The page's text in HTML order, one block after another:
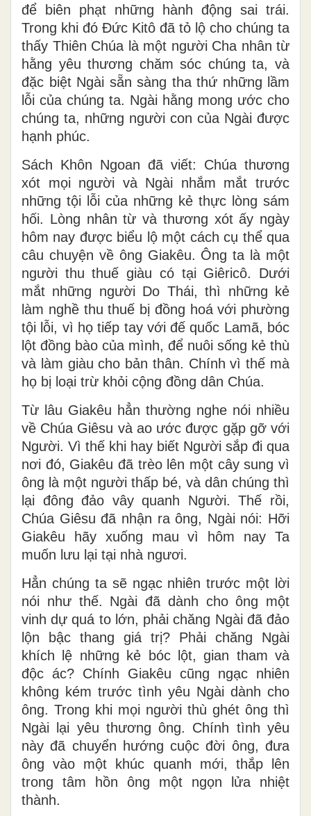
để biên phạt những hành động sai trái.
Trong khi đó Đức Kitô đã tỏ lộ cho chúng ta
thấy Thiên Chúa là một người Cha nhân từ
hằng yêu thương chăm sóc chúng ta, và
đặc biệt Ngài sẵn sàng tha thứ những lầm
lỗi của chúng ta. Ngài hằng mong ước cho
chúng ta, những người con của Ngài được
hạnh phúc.
Sách Khôn Ngoan đã viết: Chúa thương
xót mọi người và Ngài nhắm mắt trước
những tội lỗi của những kẻ thực lòng sám
hối. Lòng nhân từ và thương xót ấy ngày
hôm nay được biểu lộ một cách cụ thể qua
câu chuyện về ông Giakêu. Ông ta là một
người thu thuế giàu có tại Giêricô. Dưới
mắt những người Do Thái, thì những kẻ
làm nghề thu thuế bị đồng hoá với phường
tội lỗi, vì họ tiếp tay với đế quốc Lamã, bóc
lột đồng bào của mình, để nuôi sống kẻ thù
và làm giàu cho bản thân. Chính vì thế mà
họ bị loại trừ khỏi cộng đồng dân Chúa.
Từ lâu Giakêu hẳn thường nghe nói nhiều
về Chúa Giêsu và ao ước được gặp gỡ với
Người. Vì thế khi hay biết Người sắp đi qua
nơi đó, Giakêu đã trèo lên một cây sung vì
ông là một người thấp bé, và dân chúng thì
lại đông đảo vây quanh Người. Thế rồi,
Chúa Giêsu đã nhận ra ông, Ngài nói: Hỡi
Giakêu hãy xuống mau vì hôm nay Ta
muốn lưu lại tại nhà ngươi.
Hẳn chúng ta sẽ ngạc nhiên trước một lời
nói như thế. Ngài đã dành cho ông một
vinh dự quá to lớn, phải chăng Ngài đã đảo
lộn bậc thang giá trị? Phải chăng Ngài
khích lệ những kẻ bóc lột, gian tham và
độc ác? Chính Giakêu cũng ngạc nhiên
không kém trước tình yêu Ngài dành cho
ông. Trong khi mọi người thù ghét ông thì
Ngài lại yêu thương ông. Chính tình yêu
này đã chuyển hướng cuộc đời ông, đưa
ông vào một khúc quanh mới, thắp lên
trong tâm hồn ông một ngọn lửa nhiệt
thành.